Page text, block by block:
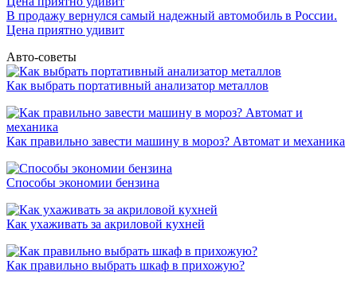
В продажу вернулся самый надежный автомобиль в России.
Цена приятно удивит
Авто-советы
Как выбрать портативный анализатор металлов
Как правильно завести машину в мороз? Автомат и механика
Способы экономии бензина
Как ухаживать за акриловой кухней
Как правильно выбрать шкаф в прихожую?